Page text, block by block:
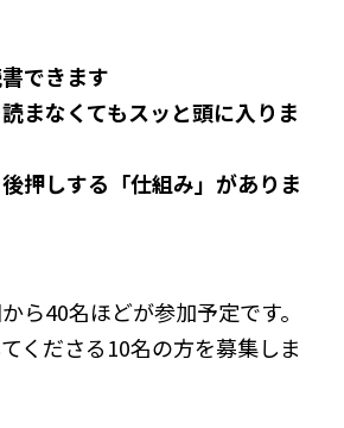
できます
まなくてもスッと頭に入りま
押しする「仕組み」がありま
ら40名ほどが参加予定です。
くださる10名の方を募集しま